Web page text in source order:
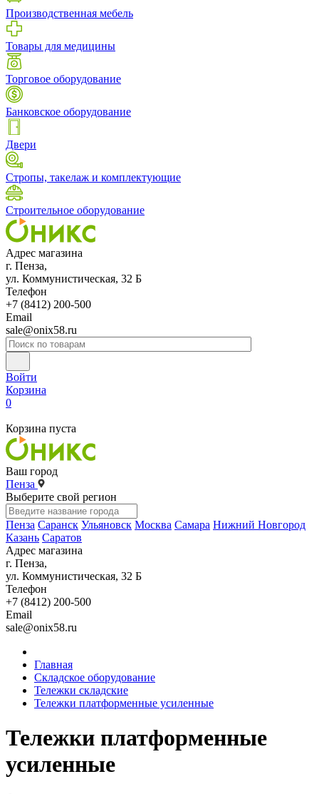
Производственная мебель
Товары для медицины
Торговое оборудование
Банковское оборудование
Двери
Стропы, такелаж и комплектующие
Строительное оборудование
Адрес магазина
г. Пенза,
ул. Коммунистическая, 32 Б
Телефон
+7 (8412) 200-500
Email
sale@onix58.ru
Войти
Корзина
0
Корзина пуста
Ваш город
Пенза
Выберите свой регион
Пенза Саранск Ульяновск Москва Самара Нижний Новгород
Казань Саратов
Адрес магазина
г. Пенза,
ул. Коммунистическая, 32 Б
Телефон
+7 (8412) 200-500
Email
sale@onix58.ru
Главная
Складское оборудование
Тележки складские
Тележки платформенные усиленные
Тележки платформенные
усиленные